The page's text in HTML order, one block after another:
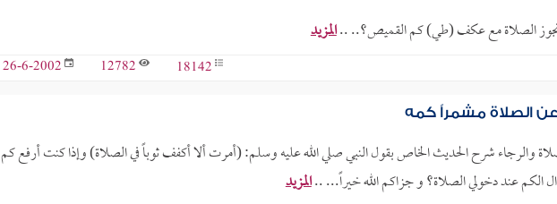
تجوز الصلاة مع عكف (طي) كم القميص؟.. ..المزيد
18142
12782
26-6-2002
الصلاة مشمراً كمه
والرجاء شرح الحديث الخاص بقول النبي صلي الله عليه وسلم: (أمرت ألا أكفف ثوباً في الصلاة) وإذا كنت أرفع كم
الكم عند دخولي الصلاة؟ و جزاكم الله خيراً... ..المزيد